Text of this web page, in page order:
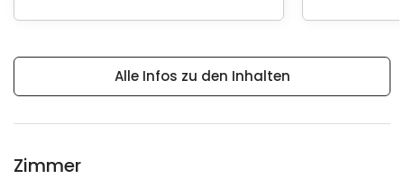
Alle Infos zu den Inhalten
Zimmer